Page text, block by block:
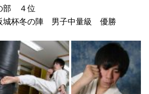
部 ４位
城杯冬の陣 男子中量級 優勝